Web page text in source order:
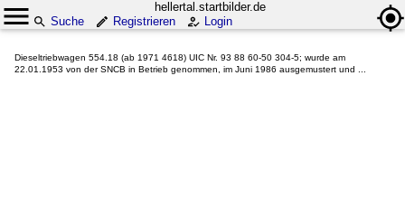
hellertal.startbilder.de
Suche
Registrieren Login
Dieseltriebwagen 554.18 (ab 1971 4618) UIC Nr. 93 88 60-50 304-5; wurde am
22.01.1953 von der SNCB in Betrieb genommen, im Juni 1986 ausgemustert und ...